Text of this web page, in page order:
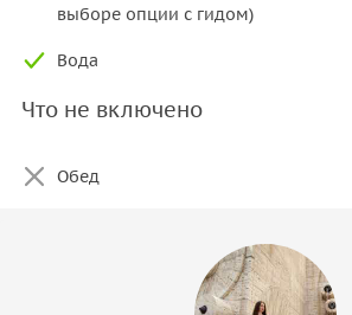
выборе опции с гидом)
Вода
Что не включено
Обед